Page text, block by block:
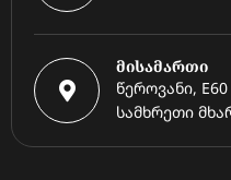
მისამართი
წეროვანი,
სამხრეთი